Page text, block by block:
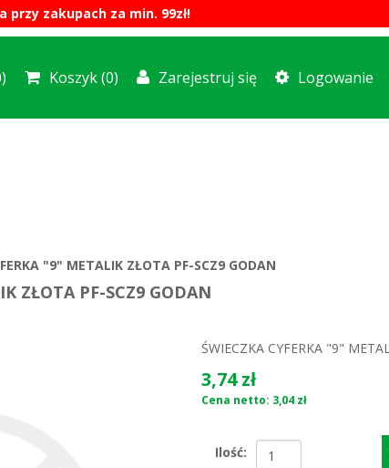
przy zakupach za min. 99zł!
Koszyk (0) Zarejestruj się Logowanie
"9" METALIK ZŁOTA PF-SCZ9 GODAN
ZŁOTA PF-SCZ9 GODAN
ŚWIECZKA CYFERKA "9"
3,74 zł
Cena netto: 3,04 zł
Ilość: